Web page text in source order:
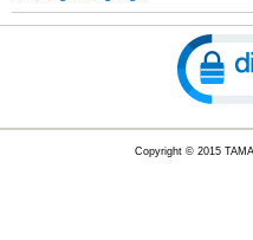
Copyright © 2015